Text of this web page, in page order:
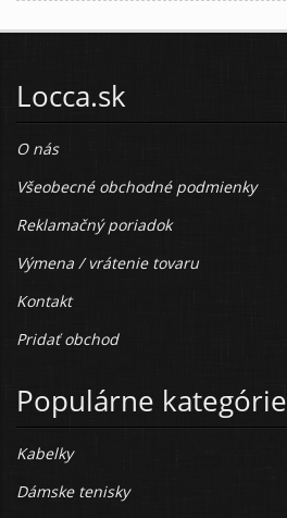
Locca.sk
O nás
Všeobecné obchodné podmienky
Reklamačný poriadok
Výmena / vrátenie tovaru
Kontakt
Pridať obchod
Populárne kategórie
Kabelky
Dámske tenisky